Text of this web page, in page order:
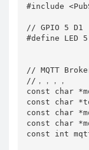
#include
// GPIO 5 D1
#define LED 5
// MQTT
//，，，，
const char
const char
const char
const char
const int